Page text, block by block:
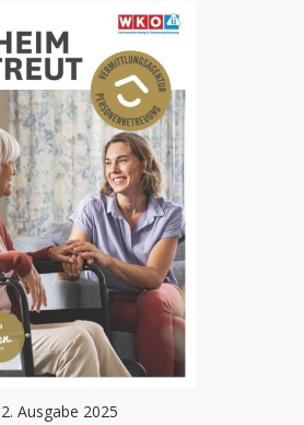
2. Ausgabe 2025